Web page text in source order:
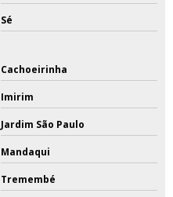
Sé
Cachoeirinha
Imirim
Jardim São Paulo
Mandaqui
Tremembé